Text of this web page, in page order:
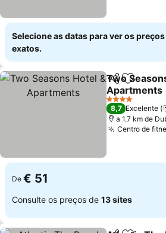
Selecione as datas para ver os preços
exatos.
Partilhar
Two
Apartments
Ver preços
4 Estrelas
8,7 Excelente
a 1.7 km de
Centro de
De € 51
Consulte os preços de 13 sites